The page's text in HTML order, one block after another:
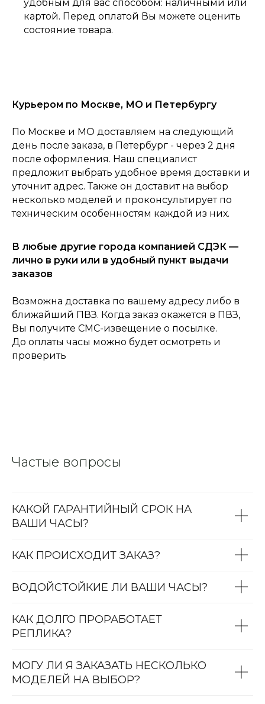
Главная Каталог
Консультация Корзина
0
удобным для вас способом: наличными или
картой. Перед оплатой Вы можете оценить
состояние товара.
Курьером по Москве, МО и Петербургу
По Москве и МО доставляем на следующий
день после заказа, в Петербург - через 2 дня
после оформления. Наш специалист
предложит выбрать удобное время доставки и
уточнит адрес. Также он доставит на выбор
несколько моделей и проконсультирует по
техническим особенностям каждой из них.
В любые другие города компанией СДЭК —
лично в руки или в удобный пункт выдачи
заказов
Возможна доставка по вашему адресу либо в
ближайший ПВЗ. Когда заказ окажется в ПВЗ,
Вы получите СМС-извещение о посылке.
До оплаты часы можно будет осмотреть и
проверить
Частые вопросы
КАКОЙ ГАРАНТИЙНЫЙ СРОК НА
ВАШИ ЧАСЫ?
КАК ПРОИСХОДИТ ЗАКАЗ?
ВОДОЙСТОЙКИЕ ЛИ ВАШИ ЧАСЫ?
КАК ДОЛГО ПРОРАБОТАЕТ
РЕПЛИКА?
МОГУ ЛИ Я ЗАКАЗАТЬ НЕСКОЛЬКО
МОДЕЛЕЙ НА ВЫБОР?